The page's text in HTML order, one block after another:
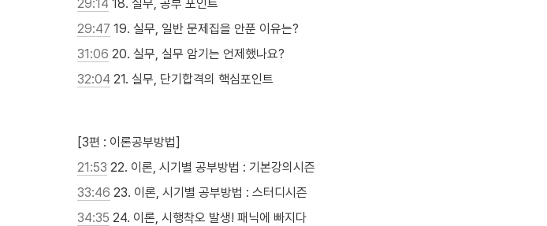
29:14 18. 실무, 공부 포인트
29:47 19. 실무, 일반 문제집을 안푼 이유는?
31:06 20. 실무, 실무 암기는 언제했나요?
32:04 21. 실무, 단기합격의 핵심포인트
[3편 : 이론공부방법]
21:53 22. 이론, 시기별 공부방법 : 기본강의시즌
33:46 23. 이론, 시기별 공부방법 : 스터디시즌
34:35 24. 이론, 시행착오 발생! 패닉에 빠지다